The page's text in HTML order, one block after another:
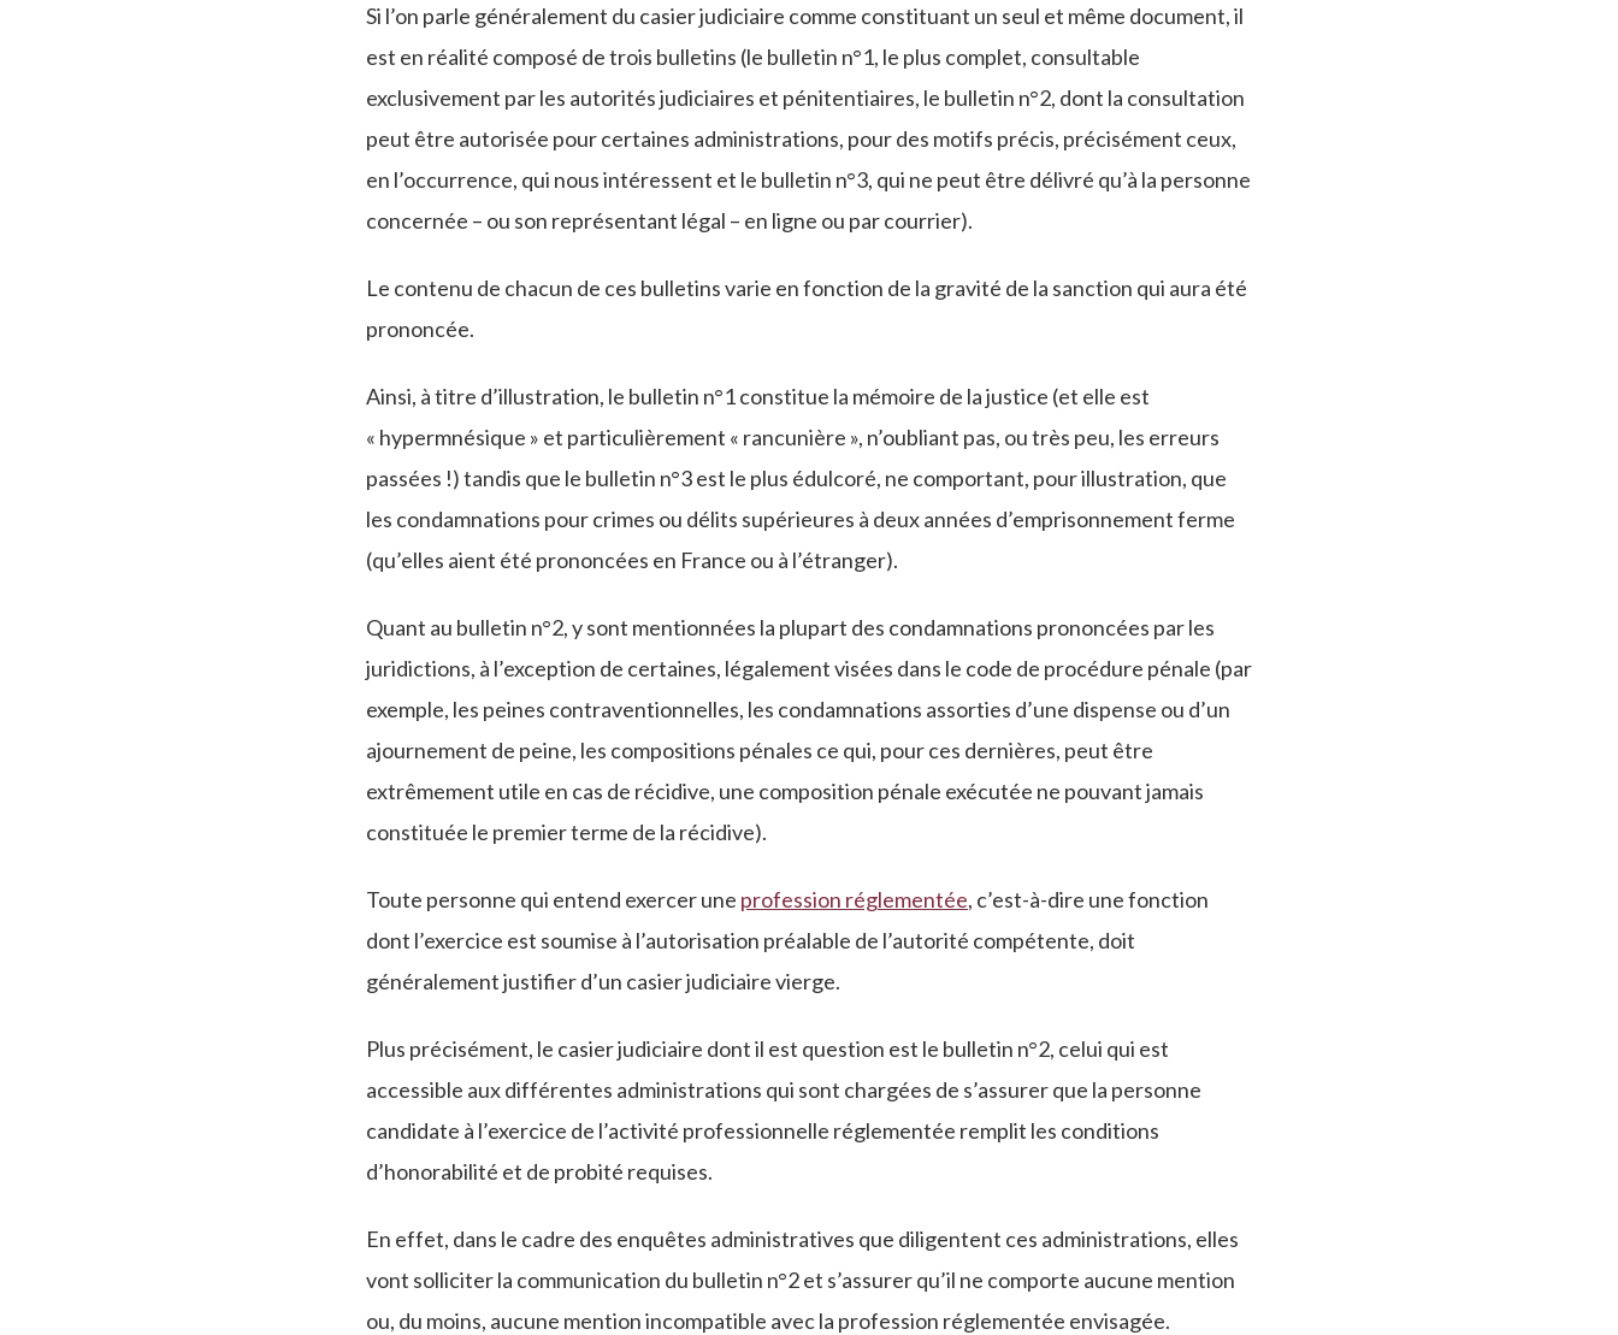
Si l’on parle généralement du casier judiciaire comme constituant un seul et même document, il
est en réalité composé de trois bulletins (le bulletin n°1, le plus complet, consultable
exclusivement par les autorités judiciaires et pénitentiaires, le bulletin n°2, dont la consultation
peut être autorisée pour certaines administrations, pour des motifs précis, précisément ceux,
en l’occurrence, qui nous intéressent et le bulletin n°3, qui ne peut être délivré qu’à la personne
concernée – ou son représentant légal – en ligne ou par courrier).
Le contenu de chacun de ces bulletins varie en fonction de la gravité de la sanction qui aura été
prononcée.
Ainsi, à titre d’illustration, le bulletin n°1 constitue la mémoire de la justice (et elle est
« hypermnésique » et particulièrement « rancunière », n’oubliant pas, ou très peu, les erreurs
passées !) tandis que le bulletin n°3 est le plus édulcoré, ne comportant, pour illustration, que
les condamnations pour crimes ou délits supérieures à deux années d’emprisonnement ferme
(qu’elles aient été prononcées en France ou à l’étranger).
Quant au bulletin n°2, y sont mentionnées la plupart des condamnations prononcées par les
juridictions, à l’exception de certaines, légalement visées dans le code de procédure pénale (par
exemple, les peines contraventionnelles, les condamnations assorties d’une dispense ou d’un
ajournement de peine, les compositions pénales ce qui, pour ces dernières, peut être
extrêmement utile en cas de récidive, une composition pénale exécutée ne pouvant jamais
constituée le premier terme de la récidive).
Toute personne qui entend exercer une profession réglementée, c’est-à-dire une fonction
dont l’exercice est soumise à l’autorisation préalable de l’autorité compétente, doit
généralement justifier d’un casier judiciaire vierge.
Plus précisément, le casier judiciaire dont il est question est le bulletin n°2, celui qui est
accessible aux différentes administrations qui sont chargées de s’assurer que la personne
candidate à l’exercice de l’activité professionnelle réglementée remplit les conditions
d’honorabilité et de probité requises.
En effet, dans le cadre des enquêtes administratives que diligentent ces administrations, elles
vont solliciter la communication du bulletin n°2 et s’assurer qu’il ne comporte aucune mention
ou, du moins, aucune mention incompatible avec la profession réglementée envisagée.